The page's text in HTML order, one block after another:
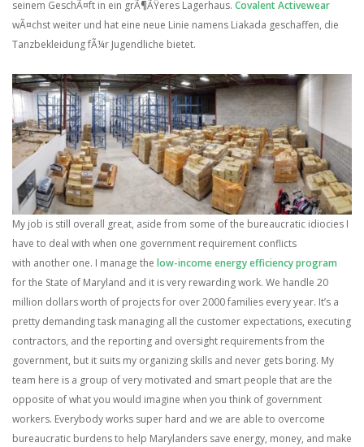
seinem GeschÃ¤ft in ein grÃ¶ÃŸeres Lagerhaus. Covalent Activewear
wÃ¤chst weiter und hat eine neue Linie namens Liakada geschaffen, die
Tanzbekleidung fÃ¼r Jugendliche bietet.
My job is still overall great, aside from some of the bureaucratic idiocies I
have to deal with when one government requirement conflicts
with another one. I manage the low-income energy efficiency program
for the State of Maryland and it is very rewarding work. We handle 20
million dollars worth of projects for over 2000 families every year. It’s a
pretty demanding task managing all the customer expectations, executing
contractors, and the reporting and oversight requirements from the
government, but it suits my organizing skills and never gets boring. My
team here is a group of very motivated and smart people that are the
opposite of what you would imagine when you think of government
workers. Everybody works super hard and we are able to overcome
bureaucratic burdens to help Marylanders save energy, money, and make